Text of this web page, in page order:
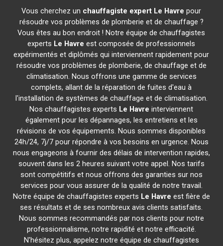
Vous cherchez un chauffagiste expert Le Havre pour
résoudre vos problèmes de plomberie et de chauffage ?
Vous êtes au bon endroit ! Notre équipe de chauffagistes
experts Le Havre est composée de professionnels
expérimentés et diplômés qui interviennent rapidement pour
résoudre vos problèmes de plomberie, de chauffage et de
climatisation. Nous offrons une gamme de services
complets, allant de la réparation de fuites d'eau à
l'installation de systèmes de chauffage et de climatisation.
Nos chauffagistes experts Le Havre interviennent
également pour les dépannages, les entretiens et les
révisions de vos équipements. Nous sommes disponibles
24h/24, 7j/7 pour répondre à vos besoins en urgence. Nous
nous engageons à fournir des délais de intervention rapides,
souvent dans les 2 heures suivant votre appel. Nos tarifs
sont compétitifs et nous offrons des garanties sur nos
services pour vous assurer de la qualité de notre travail.
Notre équipe de chauffagistes experts Le Havre est fière de
ses résultats et de ses nombreux avis clients satisfaits.
Nous sommes recommandés par nos clients pour notre
professionnalisme, notre rapidité et notre efficacité.
N'hésitez plus, appelez notre équipe de chauffagistes